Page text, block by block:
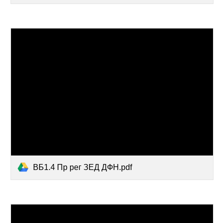
ВБ1.4 Пр рег ЗЕД ДФН.pdf